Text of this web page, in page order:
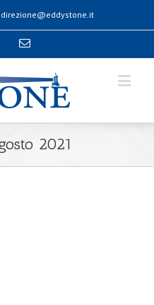
direzione@eddystone.it
2021